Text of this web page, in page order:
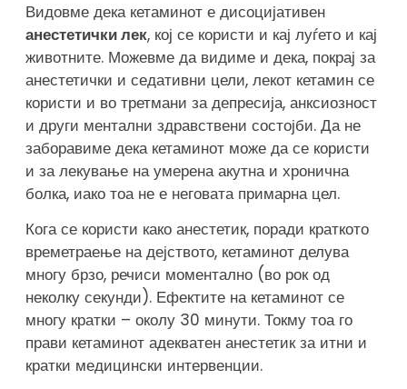
Видовме дека кетаминот е дисоцијативен
анестетички лек, кој се користи и кај луѓето и кај
животните. Можевме да видиме и дека, покрај за
анестетички и седативни цели, лекот кетамин се
користи и во третмани за депресија, анксиозност
и други ментални здравствени состојби. Да не
заборавиме дека кетаминот може да се користи
и за лекување на умерена акутна и хронична
болка, иако тоа не е неговата примарна цел.
Кога се користи како анестетик, поради краткото
времетраење на дејството, кетаминот делува
многу брзо, речиси моментално (во рок од
неколку секунди). Ефектите на кетаминот се
многу кратки – околу 30 минути. Токму тоа го
прави кетаминот адекватен анестетик за итни и
кратки медицински интервенции.